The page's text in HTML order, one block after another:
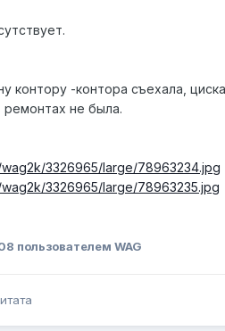
контору -контора съехала,
не была.
3326965/large/78963234.jpg
3326965/large/78963235.jpg
пользователем WAG